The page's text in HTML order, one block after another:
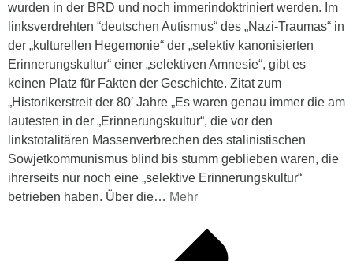
wurden in der BRD und noch immerindoktriniert werden. Im
linksverdrehten “deutschen Autismus“ des „Nazi-Traumas“ in
der „kulturellen Hegemonie“ der „selektiv kanonisierten
Erinnerungskultur“ einer „selektiven Amnesie“, gibt es
keinen Platz für Fakten der Geschichte. Zitat zum
„Historikerstreit der 80′ Jahre „Es waren genau immer die am
lautesten in der „Erinnerungskultur“, die vor den
linkstotalitären Massenverbrechen des stalinistischen
Sowjetkommunismus blind bis stumm geblieben waren, die
ihrerseits nur noch eine „selektive Erinnerungskultur“
betrieben haben. Über die… Mehr